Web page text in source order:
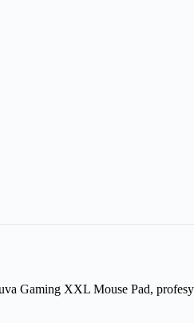
Gaming XXL Mouse Pad,